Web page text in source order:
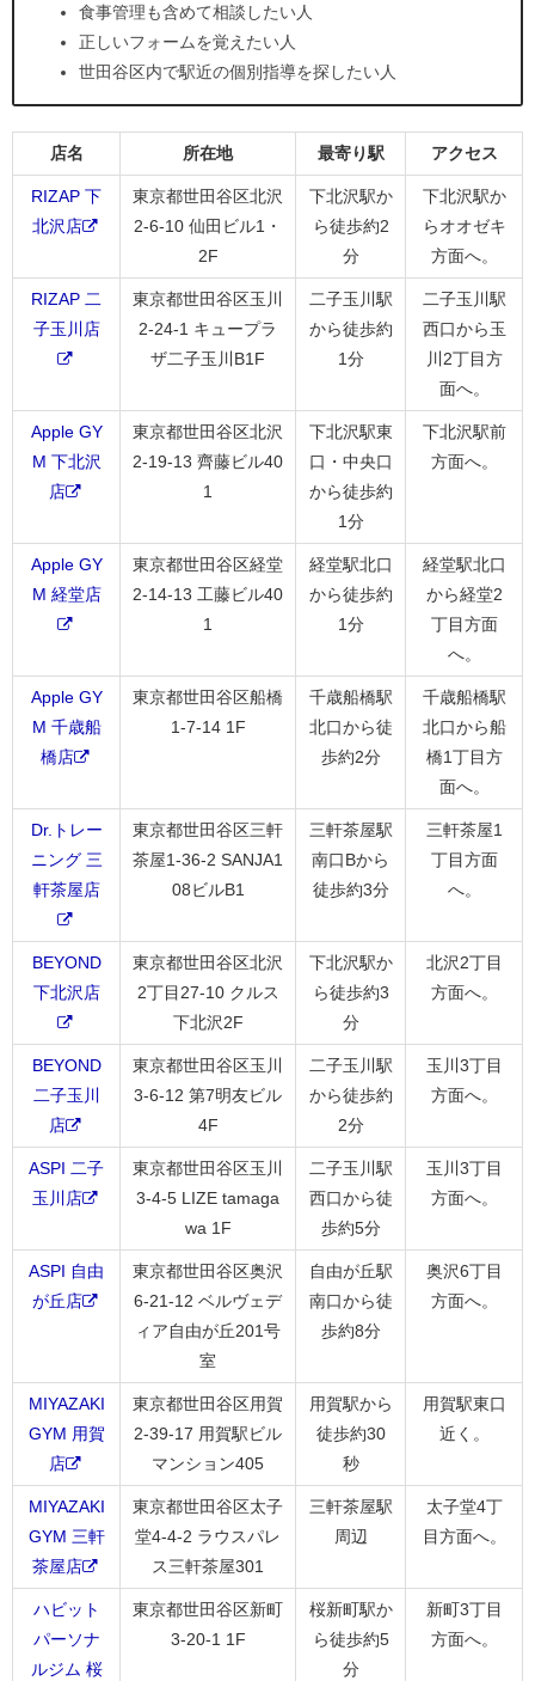
食事管理も含めて相談したい人
正しいフォームを覚えたい人
世田谷区内で駅近の個別指導を探したい人
店名 所在地 最寄り駅 アクセス
RIZAP 下
北沢店
東京都世田谷区北沢
2-6-10 仙田ビル1・
2F
下北沢駅か
ら徒歩約2
分
下北沢駅か
らオオゼキ
方面へ。
RIZAP 二
子玉川店
東京都世田谷区玉川
2-24-1 キュープラ
ザ二子玉川B1F
二子玉川駅
から徒歩約
1分
二子玉川駅
西口から玉
川2丁目方
面へ。
Apple GY
M 下北沢
店
東京都世田谷区北沢
2-19-13 齊藤ビル40
1
下北沢駅東
口・中央口
から徒歩約
1分
下北沢駅前
方面へ。
Apple GY
M 経堂店
東京都世田谷区経堂
2-14-13 工藤ビル40
1
経堂駅北口
から徒歩約
1分
経堂駅北口
から経堂2
丁目方面
へ。
Apple GY
M 千歳船
橋店
東京都世田谷区船橋
1-7-14 1F
千歳船橋駅
北口から徒
歩約2分
千歳船橋駅
北口から船
橋1丁目方
面へ。
Dr.トレー
ニング 三
軒茶屋店
東京都世田谷区三軒
茶屋1-36-2 SANJA1
08ビルB1
三軒茶屋駅
南口Bから
徒歩約3分
三軒茶屋1
丁目方面
へ。
BEYOND
下北沢店
東京都世田谷区北沢
2丁目27-10 クルス
下北沢2F
下北沢駅か
ら徒歩約3
分
北沢2丁目
方面へ。
BEYOND
二子玉川
店
東京都世田谷区玉川
3-6-12 第7明友ビル
4F
二子玉川駅
から徒歩約
2分
玉川3丁目
方面へ。
ASPI 二子
玉川店
東京都世田谷区玉川
3-4-5 LIZE tamaga
wa 1F
二子玉川駅
西口から徒
歩約5分
玉川3丁目
方面へ。
ASPI 自由
が丘店
東京都世田谷区奥沢
6-21-12 ベルヴェデ
ィア自由が丘201号
室
自由が丘駅
南口から徒
歩約8分
奥沢6丁目
方面へ。
MIYAZAKI
GYM 用賀
店
東京都世田谷区用賀
2-39-17 用賀駅ビル
マンション405
用賀駅から
徒歩約30
秒
用賀駅東口
近く。
MIYAZAKI
GYM 三軒
茶屋店
東京都世田谷区太子
堂4-4-2 ラウスパレ
ス三軒茶屋301
三軒茶屋駅
周辺
太子堂4丁
目方面へ。
ハビット
パーソナ
ルジム 桜
東京都世田谷区新町
3-20-1 1F
桜新町駅か
ら徒歩約5
分
新町3丁目
方面へ。